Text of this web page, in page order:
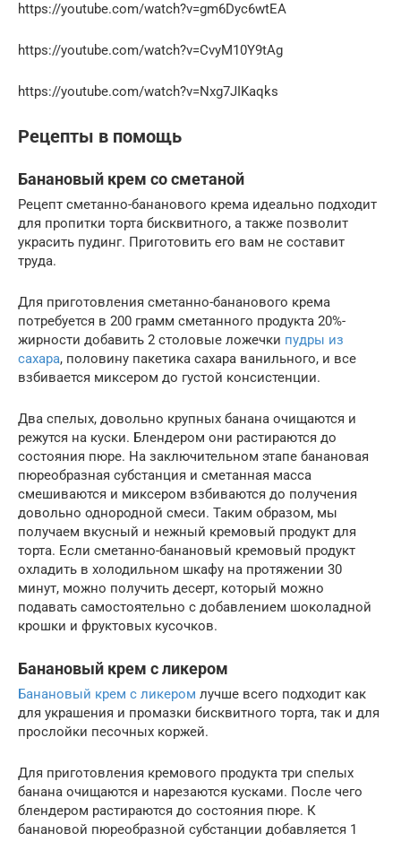
https://youtube.com/watch?v=gm6Dyc6wtEA
https://youtube.com/watch?v=CvyM10Y9tAg
https://youtube.com/watch?v=Nxg7JIKaqks
Рецепты в помощь
Банановый крем со сметаной
Рецепт сметанно-бананового крема идеально подходит
для пропитки торта бисквитного, а также позволит
украсить пудинг. Приготовить его вам не составит
труда.
Для приготовления сметанно-бананового крема
потребуется в 200 грамм сметанного продукта 20%-
жирности добавить 2 столовые ложечки пудры из
сахара, половину пакетика сахара ванильного, и все
взбивается миксером до густой консистенции.
Два спелых, довольно крупных банана очищаются и
режутся на куски. Блендером они растираются до
состояния пюре. На заключительном этапе банановая
пюреобразная субстанция и сметанная масса
смешиваются и миксером взбиваются до получения
довольно однородной смеси. Таким образом, мы
получаем вкусный и нежный кремовый продукт для
торта. Если сметанно-банановый кремовый продукт
охладить в холодильном шкафу на протяжении 30
минут, можно получить десерт, который можно
подавать самостоятельно с добавлением шоколадной
крошки и фруктовых кусочков.
Банановый крем с ликером
Банановый крем с ликером лучше всего подходит как
для украшения и промазки бисквитного торта, так и для
прослойки песочных коржей.
Для приготовления кремового продукта три спелых
банана очищаются и нарезаются кусками. После чего
блендером растираются до состояния пюре. К
банановой пюреобразной субстанции добавляется 1